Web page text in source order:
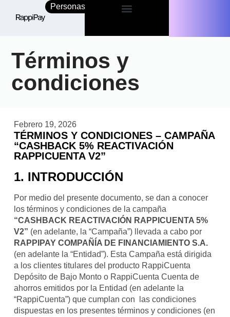
Personas Empresas
Términos y
condiciones
Febrero 19, 2026
TÉRMINOS Y CONDICIONES – CAMPAÑA
“CASHBACK 5% REACTIVACIÓN
RAPPICUENTA V2”
1. INTRODUCCIÓN
Por medio del presente documento, se dan a conocer
los términos y condiciones de la campaña
“CASHBACK REACTIVACIÓN RAPPICUENTA 5%
V2” (en adelante, la “Campaña”)
llevada a cabo por
RAPPIPAY COMPAÑÍA DE FINANCIAMIENTO S.A.
(en adelante la “Entidad”). Esta Campaña está dirigida
a los clientes titulares del producto RappiCuenta
Depósito de Bajo Monto o RappiCuenta Cuenta de
ahorros emitidos por la Entidad (en adelante la
“RappiCuenta”) que cumplan con las condiciones
dispuestas en los presentes términos y condiciones (en